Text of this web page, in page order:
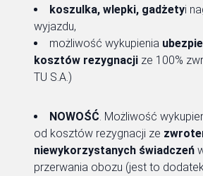
koszulka, wlepki, gadżetyi
wyjazdu,
możliwość wykupienia
kosztów rezygnacji ze 100%
TU S.A.)
NOWOŚĆ. Możliwość
od kosztów rezygnacji ze
niewykorzystanych świadczeń
przerwania obozu (jest to